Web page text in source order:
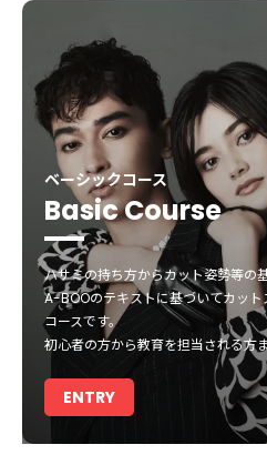
ベーシックコース
Basic Course
ハサミの持ち方からカット姿勢等の
A-BOOのテキストに基づいてカッ
コースです。
初心者の方から教育を担当される方
ENTRY